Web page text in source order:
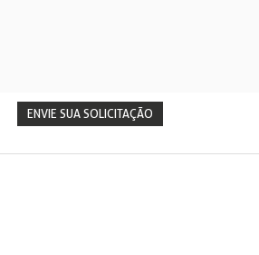
ENVIE SUA SOLICITAÇÃO